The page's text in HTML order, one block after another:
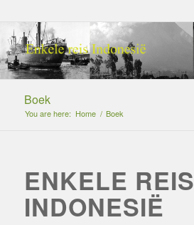
Boek
You are here: Home / Boek
ENKELE REIS
INDONESIË